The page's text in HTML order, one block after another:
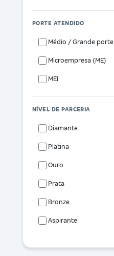
PORTE ATENDIDO
Médio / Grande porte
Microempresa (ME)
MEI
NÍVEL DE PARCERIA
Diamante
Platina
Ouro
Prata
Bronze
Aspirante